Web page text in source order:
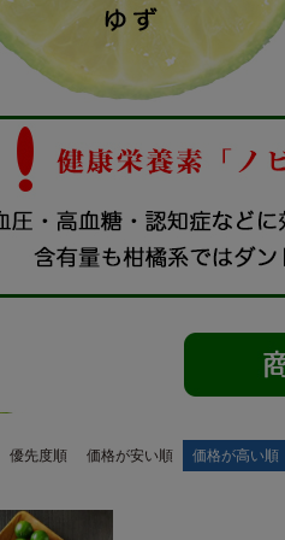
優先度順 価格が安い順 価格が高い順